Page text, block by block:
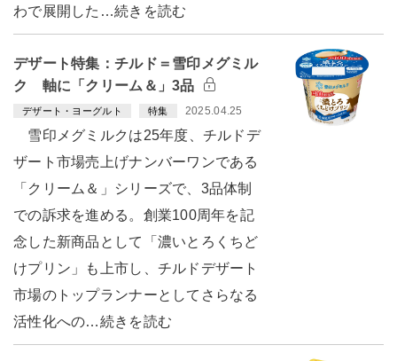
わで展開した…続きを読む
デザート特集：チルド＝雪印メグミル
ク 軸に「クリーム＆」3品
デザート・ヨーグルト 特集 2025.04.25
雪印メグミルクは25年度、チルドデ
ザート市場売上げナンバーワンである
「クリーム＆」シリーズで、3品体制
での訴求を進める。創業100周年を記
念した新商品として「濃いとろくちど
けプリン」も上市し、チルドデザート
市場のトップランナーとしてさらなる
活性化への…続きを読む